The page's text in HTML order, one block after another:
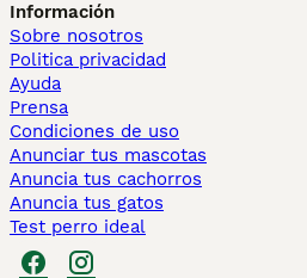
Información
Sobre nosotros
Politica privacidad
Ayuda
Prensa
Condiciones de uso
Anunciar tus mascotas
Anuncia tus cachorros
Anuncia tus gatos
Test perro ideal